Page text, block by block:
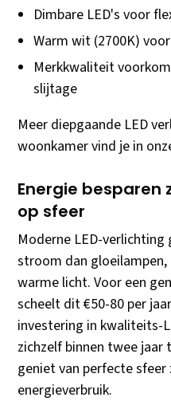
Dimbare LED's voor
Warm wit (2700K)
Merkkwaliteit
slijtage
Meer diepgaande LED
woonkamer vind je in
Energie besparen
op sfeer
Moderne LED-
stroom dan
warme licht. Voor een
scheelt dit €50-80 per
investering in kwaliteits-
zichzelf binnen twee
geniet van perfecte
energieverbruik.